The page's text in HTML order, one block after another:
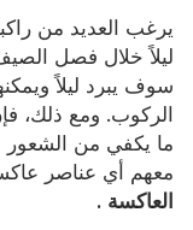
ملابس السلامة
يتوهج في المواد
غسيل صناعي
حول تشاينا ستارز
يرغب العديد من
ليلاً خلال فصل
سوف يبرد ليلاً
الركوب. ومع ذلك،
ما يكفي من الشعور
معهم أي عناصر
العاكسة .